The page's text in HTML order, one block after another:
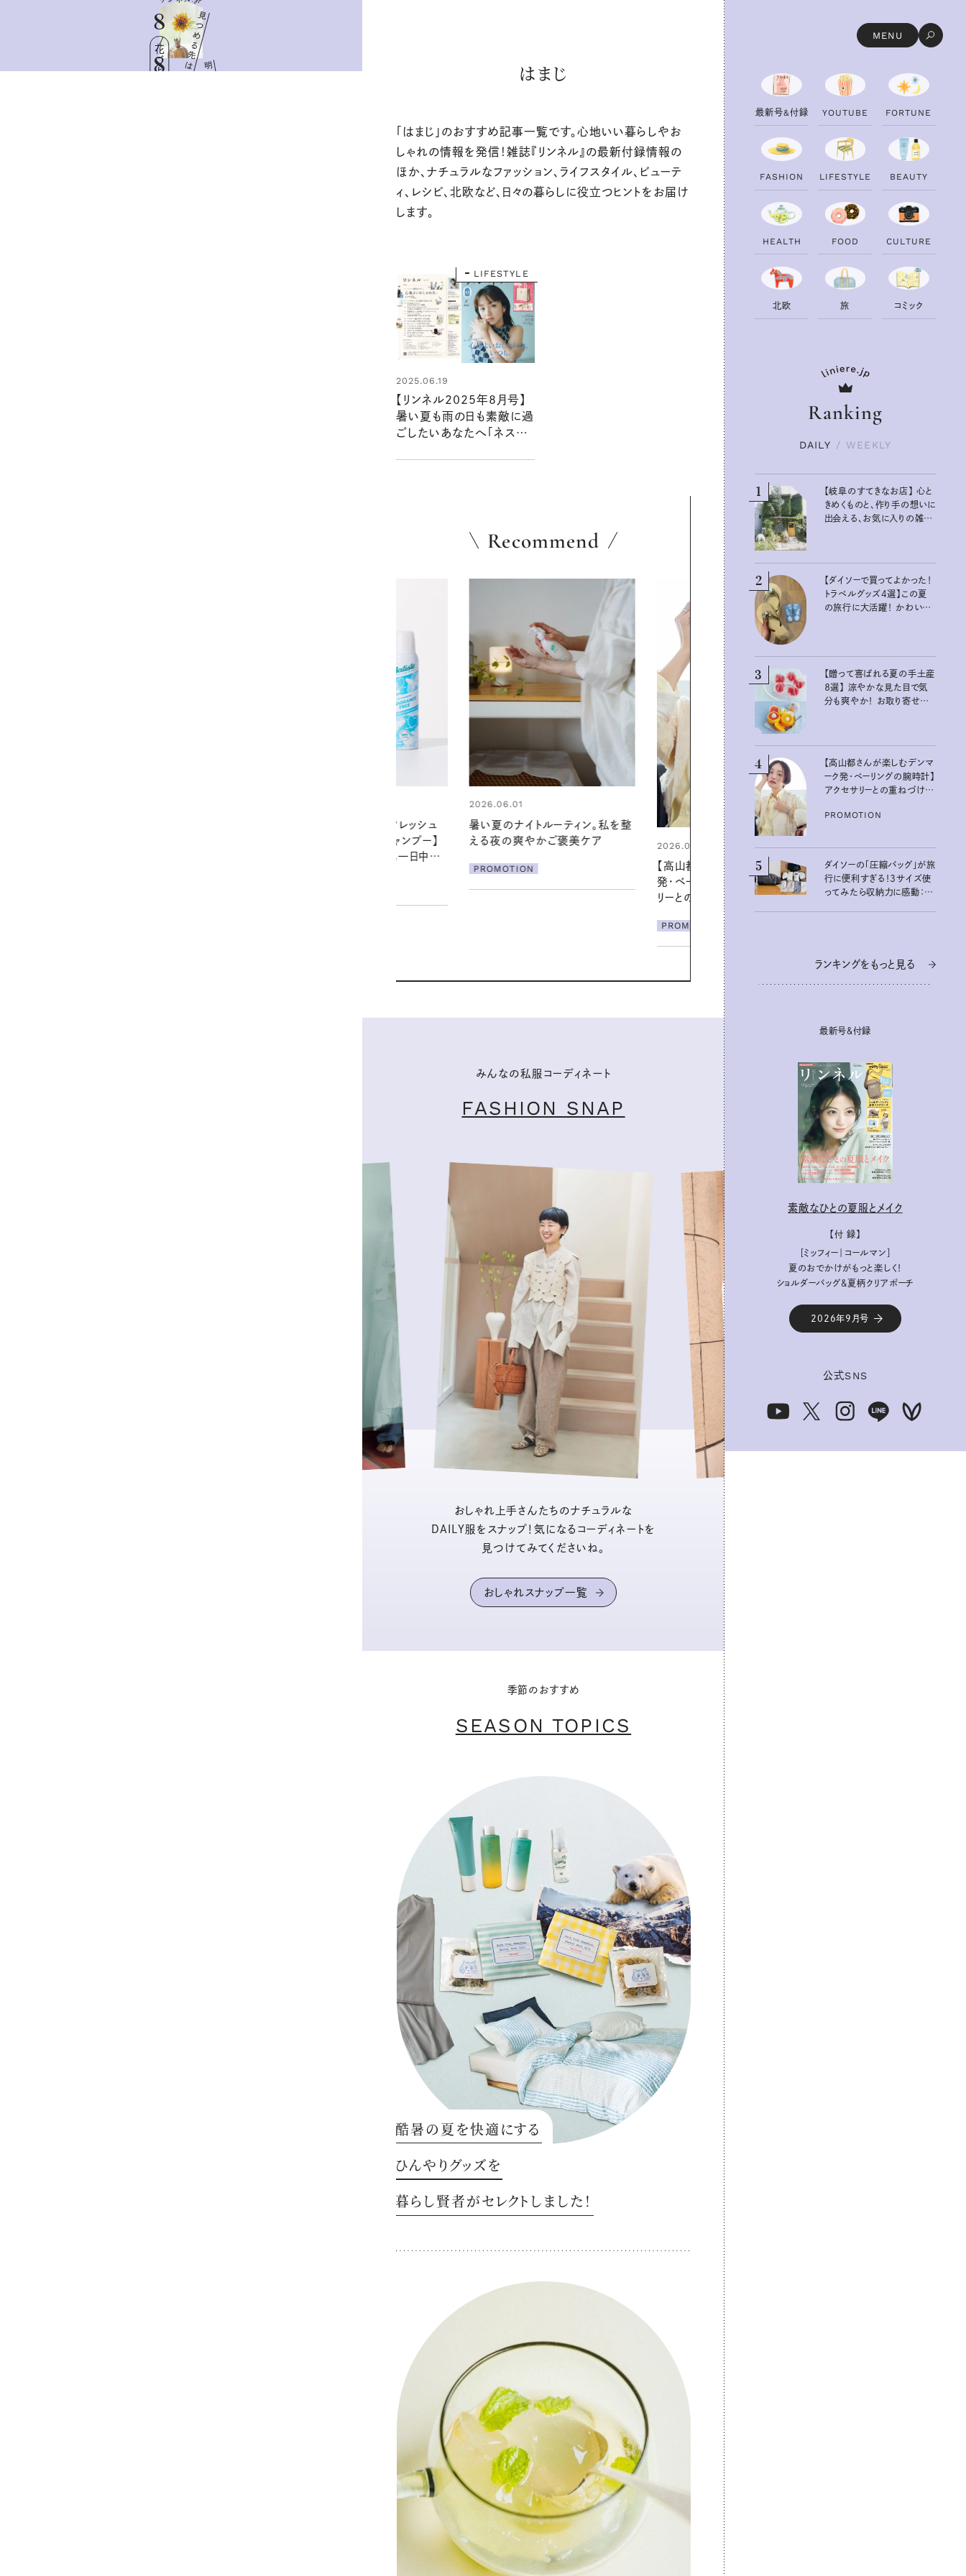
MENU
見
つ
め
る
先
は
明
8
8
花ごよみ はまじ
「はまじ」のおすすめ記事一覧です。心地いい暮らしやお
しゃれの情報を発信！雑誌『リンネル』の最新付録情報の
ほか、ナチュラルなファッション、ライフスタイル、ビューテ
ィ、レシピ、北欧など、日々の暮らしに役立つヒントをお届け
します。
LIFESTYLE
2025.06.19
【リンネル2025年8月号】
暑い夏も雨の日も素敵に過
ごしたいあなたへ「ネスト
Recommend
夏の髪と心が瞬時にリフレッシュ
する【大人気のドライシャンプー】
この1本で汗ばむ季節も一日中心
2026.06.01
暑い夏のナイトルーティン。私を整
える夜の爽やかご褒美ケア
PROMOTION
2026.07.21
【高山都さんが楽しむデンマーク
発・ベーリングの腕時計】 アクセサ
リーとの重ねづけも素敵な大人の
PROMOTION
みんなの私服コーディネート
FASHION SNAP
おしゃれ上手さんたちのナチュラルな
DAILY服をスナップ！気になるコーディネートを
見つけてみてくださいね。
おしゃれスナップ一覧
季節のおすすめ
SEASON TOPICS
酷暑の夏を快適にする
ひんやりグッズを
暮らし賢者がセレクトしました！
最新号&付録 YOUTU B E FORTU N E
FAS H ION LI FESTYLE B EAUTY
H EALTH FOOD CU LTU RE
北欧 旅 コ ミ ック
Ranking
DAILY / WEEKLY
1
【岐阜のすてきなお店】 心と
きめくものと、作り手の想いに
出会える、お気に入りの雑貨
2
【ダイソーで買ってよかった！
トラベルグッズ4選】この夏
の旅行に大活躍！ かわいく
3
【贈って喜ばれる夏の手土産
８選】 涼やかな見た目で気
分も爽やか！ お取り寄せも
4
【高山都さんが楽しむデンマ
ーク発・ベーリングの腕時計】
アクセサリーとの重ねづけも
選
PROMOTION
5
ダイソーの「圧縮バッグ」が旅
行に便利すぎる！3サイズ使
ってみたら収納力に感動：
ランキングをもっと見る
最新号＆付録
素敵なひとの夏服とメイク
【付 録】
［ミッフィー｜コールマン］
夏のおでかけがもっと楽しく！
ショルダーバッグ&夏柄クリアポーチ
2026年9月号
公式SNS